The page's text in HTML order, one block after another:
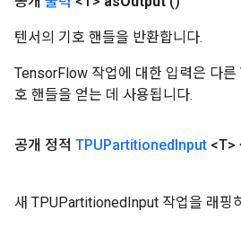
텐서의 기호 핸들을 반환합니다.
TensorFlow 작업에 대한 입력은 다
호 핸들을 얻는 데 사용됩니다.
공개 정적 TPUPartitionedInput <T>
새 TPUPartitionedInput 작업을 래핑